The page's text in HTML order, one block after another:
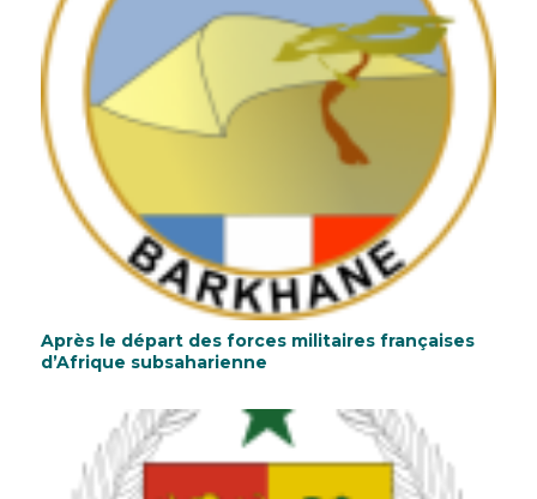
Après le départ des forces militaires françaises
d’Afrique subsaharienne